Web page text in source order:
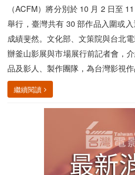
（ACFM）將分別於 10 月 2 日至
舉行，臺灣共有 30 部作品入圍或
成績斐然。文化部、文策院與台北
辦釜山影展與市場展行前記者會，
品及影人、製作團隊，為台灣影視
繼續閱讀